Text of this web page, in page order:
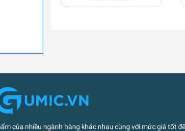
của nhiều ngành hàng khác nhau cùng với mức giá tốt